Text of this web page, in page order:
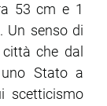
53 cm e 1
Un senso di
che dal
Stato a
scetticismo